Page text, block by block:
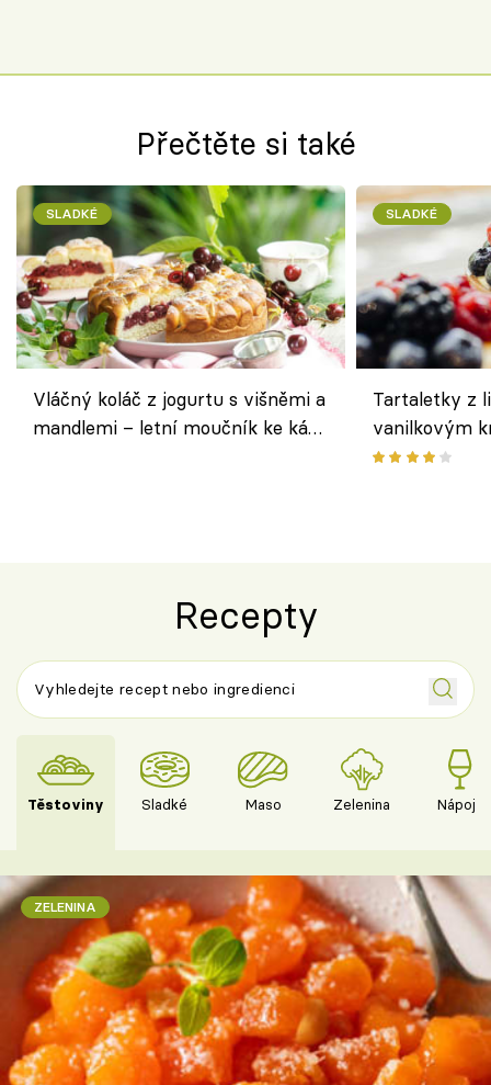
Přečtěte si také
SLADKÉ
Vláčný koláč z jogurtu s višněmi a
mandlemi – letní moučník ke kávě
SLADKÉ
Tartaletky z
vanilkovým
ovocem
Recepty
Těstoviny Sladké Maso Zelenina Nápoje
ZELENINA